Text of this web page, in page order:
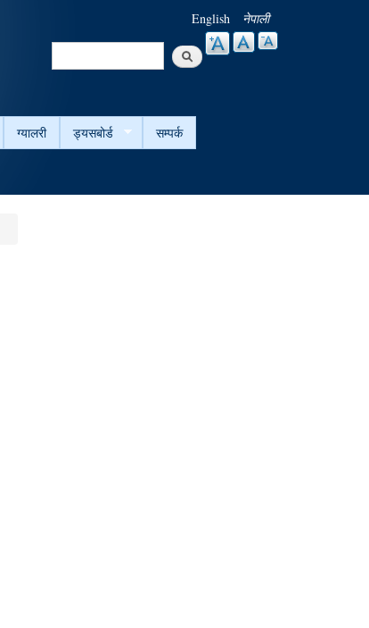
English नेपाली
Search
ग्यालरी ड्यसबोर्ड
सम्पर्क